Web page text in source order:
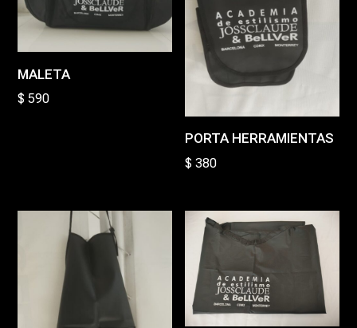
MALETA
$ 590
PORTA HERRAMIENTAS
$ 380